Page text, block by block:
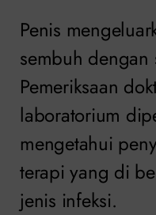
Penis
sembuh dengan
Pemeriksaan
laboratorium
mengetahui
terapi yang di
jenis infeksi.